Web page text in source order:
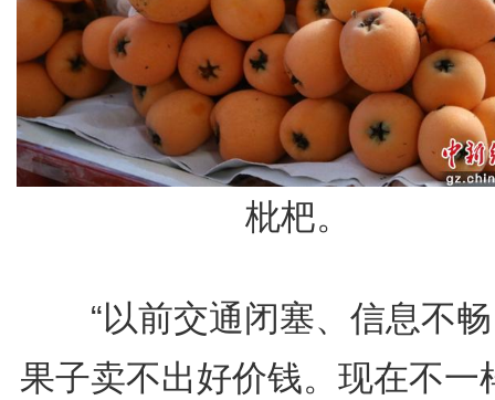
枇杷。
“以前交通闭塞、信息不畅
果子卖不出好价钱。现在不一